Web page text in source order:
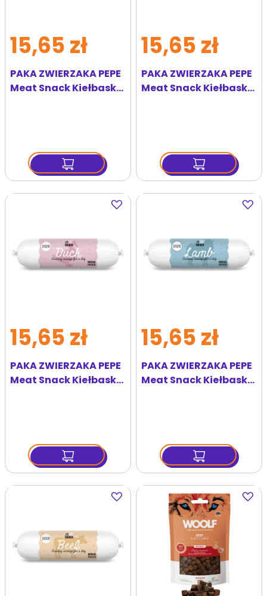
PAKA ZWIERZAKA PEPE
Meat Snack Kiełbaska
15,65 zł
PAKA ZWIERZAKA PEPE
Meat Snack Kiełbaska
15,65 zł
Dodaj
do
PAKA ZWIERZAKA PEPE
Meat Snack Kiełbaska
15,65 zł
Dodaj
do
PAKA ZWIERZAKA PEPE
Meat Snack Kiełbaska
15,65 zł
Dodaj
do
Dodaj
do